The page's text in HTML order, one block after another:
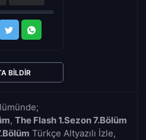
, The Flash 1.Sezon 7.Bölüm
Türkçe Altyazılı İzle,
BILDIR